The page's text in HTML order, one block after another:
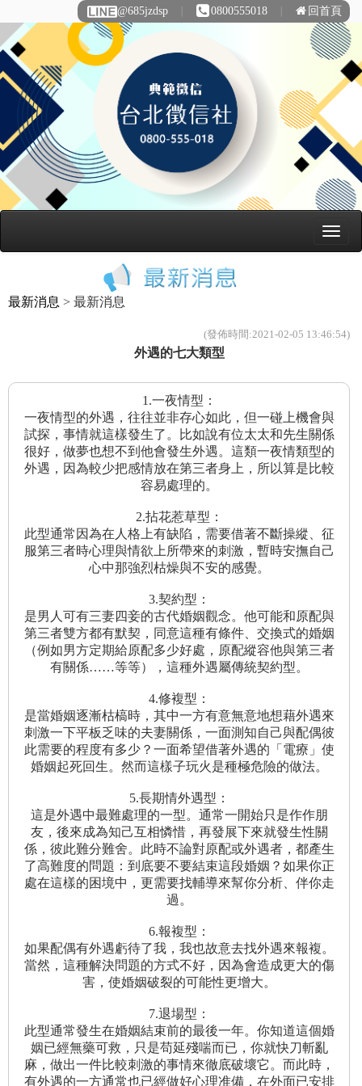
@685jzdsp 0800555018 回首頁
最新消息 > 最新消息
(發佈時間:2021-02-05 13:46:54)
外遇的七大類型
1.一夜情型：
一夜情型的外遇，往往並非存心如此，但一碰上機會與
試探，事情就這樣發生了。比如說有位太太和先生關係
很好，做夢也想不到他會發生外遇。這類一夜情類型的
外遇，因為較少把感情放在第三者身上，所以算是比較
容易處理的。
2.拈花惹草型：
此型通常因為在人格上有缺陷，需要借著不斷操縱、征
服第三者時心理與情欲上所帶來的刺激，暫時安撫自己
心中那強烈枯燥與不安的感覺。
3.契約型：
是男人可有三妻四妾的古代婚姻觀念。他可能和原配與
第三者雙方都有默契，同意這種有條件、交換式的婚姻
（例如男方定期給原配多少好處，原配縱容他與第三者
有關係……等等），這種外遇屬傳統契約型。
4.修複型：
是當婚姻逐漸枯槁時，其中一方有意無意地想藉外遇來
刺激一下平板乏味的夫妻關係，一面測知自己與配偶彼
此需要的程度有多少？一面希望借著外遇的「電療」使
婚姻起死回生。然而這樣子玩火是種極危險的做法。
5.長期情外遇型：
這是外遇中最難處理的一型。通常一開始只是作作朋
友，後來成為知己互相憐惜，再發展下來就發生性關
係，彼此難分難舍。此時不論對原配或外遇者，都產生
了高難度的問題：到底要不要結束這段婚姻？如果你正
處在這樣的困境中，更需要找輔導來幫你分析、伴你走
過。
6.報複型：
如果配偶有外遇虧待了我，我也故意去找外遇來報複。
當然，這種解決問題的方式不好，因為會造成更大的傷
害，使婚姻破裂的可能性更增大。
7.退場型：
此型通常發生在婚姻結束前的最後一年。你知道這個婚
姻已經無藥可救，只是苟延殘喘而已，你就快刀斬亂
麻，做出一件比較刺激的事情來徹底破壞它。而此時，
有外遇的一方通常也已經做好心理准備，在外面已安排